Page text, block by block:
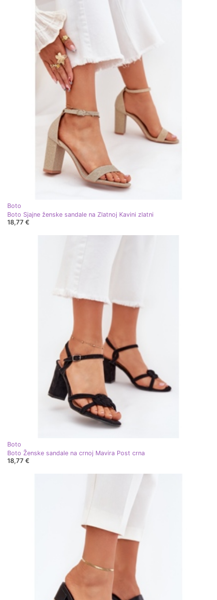
Boto
Boto Sjajne ženske sandale na Zlatnoj Kavini zlatni
18,77 €
Boto
Boto Ženske sandale na crnoj Mavira Post crna
18,77 €